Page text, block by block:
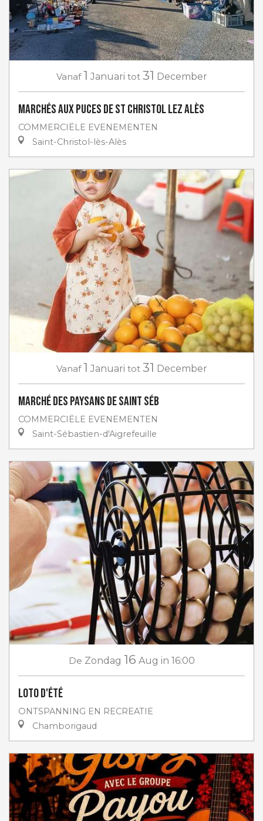
Vanaf 1 Januari tot 31 December
Marchés aux puces de St Christol lez Alès
COMMERCIËLE EVENEMENTEN
Saint-Christol-lès-Alès
Vanaf 1 Januari tot 31 December
Marché des Paysans de Saint Séb
COMMERCIËLE EVENEMENTEN
Saint-Sébastien-d'Aigrefeuille
De Zondag 16 Aug in 16:00
Loto d'été
ONTSPANNING EN RECREATIE
Chamborigaud